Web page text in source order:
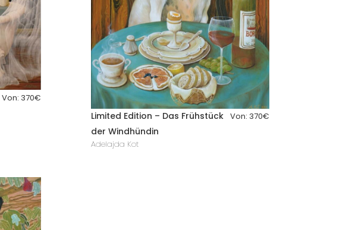
Von: 370€
Limited Edition – Das Frühstück
der Windhündin
Von: 370€
Adelajda Kot